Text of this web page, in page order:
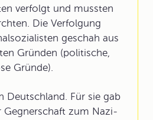
verfolgt und mussten
Die Verfolgung
geschah aus
Gründen (politische,
Gründe).
Deutschland. Für sie gab
Gegnerschaft zum Nazi-